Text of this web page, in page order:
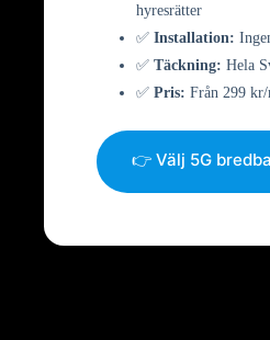
hyresrätter
✅ Installation:
✅ Täckning: Hela
✅ Pris: Från 299 kr/
👉 Välj 5G